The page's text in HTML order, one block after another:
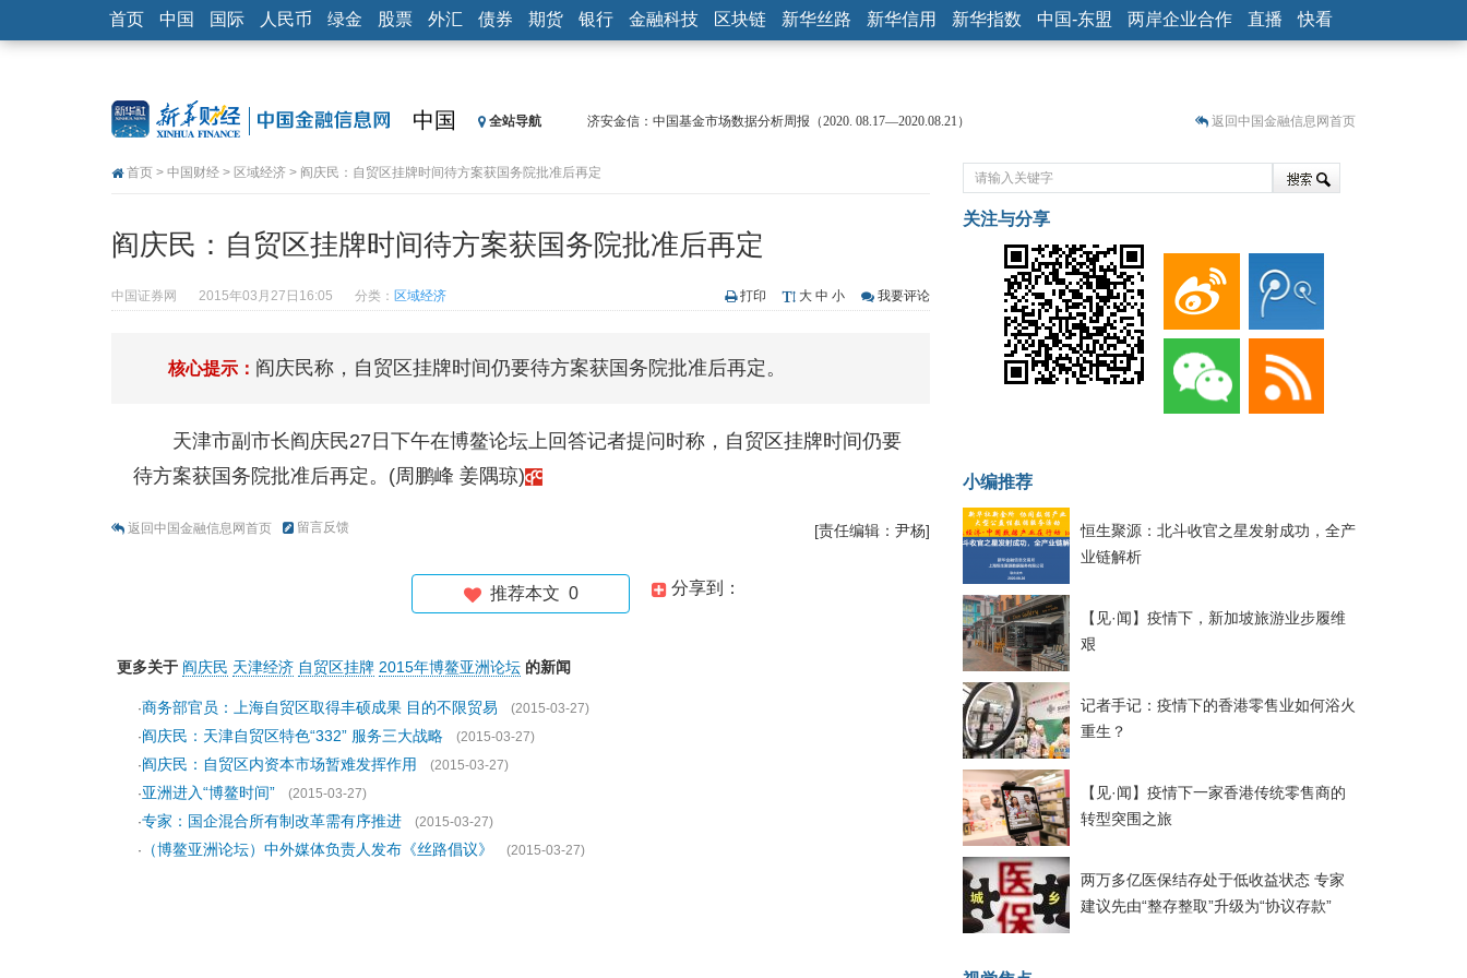
首页 中国 国际 人民币 绿金 股票 外汇 债券 期货 银行 金融科技 区块链 新华丝路 新华信用 新华指数 中国-东盟 两岸企业合作 直播 快看
中国 全站导航
济安金信：中国基金市场数据分析周报（2020. 08.17—2020.08.21）
记者手记：疫情下的香港零售业如何浴火重生？
济安金信：中国基金市场数据分析周报（2020. 07.27—2020.07.31）
【新华财经调查】同业存单、结构性存款玩起“跷跷板” 结构性失衡藏
央行公开市场净投放300亿元 短端资金利率明显下行
恒生聚源：北斗收官之星发射成功，全产业链解析
返回中国金融信息网首页
首页 > 中国财经 > 区域经济 > 阎庆民：自贸区挂牌时间待方案获国务院批准后再定
阎庆民：自贸区挂牌时间待方案获国务院批准后再定
中国证券网 2015年03月27日16:05 分类： 区域经济 打印 大 中 小 我要评论
核心提示： 阎庆民称，自贸区挂牌时间仍要待方案获国务院批准后再定。
天津市副市长阎庆民27日下午在博鳌论坛上回答记者提问时称，自贸区挂牌时间仍要
待方案获国务院批准后再定。(周鹏峰 姜隅琼)
返回中国金融信息网首页 留言反馈 [责任编辑：尹杨]
分享到：
推荐本文 0
更多关于 阎庆民 天津经济 自贸区挂牌 2015年博鳌亚洲论坛 的新闻
·商务部官员：上海自贸区取得丰硕成果 目的不限贸易
(2015-03-27)
·阎庆民：天津自贸区特色“332” 服务三大战略
(2015-03-27)
·阎庆民：自贸区内资本市场暂难发挥作用
(2015-03-27)
·亚洲进入“博鳌时间”
(2015-03-27)
·专家：国企混合所有制改革需有序推进
(2015-03-27)
·
（博鳌亚洲论坛）中外媒体负责人发布《丝路倡议》 (2015-03-27)
关注与分享
小编推荐
恒生聚源：北斗收官之星发射成功，全产
业链解析
【见·闻】疫情下，新加坡旅游业步履维
艰
记者手记：疫情下的香港零售业如何浴火
重生？
【见·闻】疫情下一家香港传统零售商的
转型突围之旅
两万多亿医保结存处于低收益状态 专家
建议先由“整存整取”升级为“协议存款”